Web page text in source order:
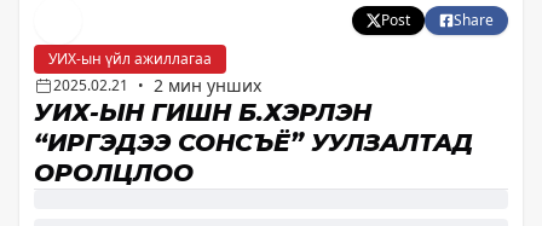
Post
Share
УИХ-ын үйл ажиллагаа
2025.02.21
• 2 мин унших
УИХ-ЫН ГИШҮҮН Б.ХЭРЛЭН
“ИРГЭДЭЭ СОНСЪЁ” УУЛЗАЛТАД
ОРОЛЦЛОО